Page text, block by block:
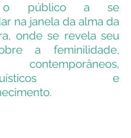
o público a se
na janela da alma da
onde se revela seu
a feminilidade,
contemporâneos,
e